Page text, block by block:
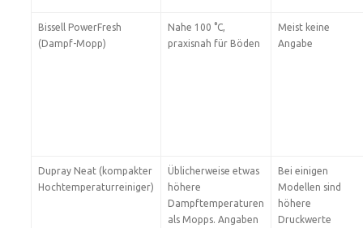
Bissell PowerFresh
(Dampf-Mopp)
Nahe 100 °C,
praxisnah für Böden
Meist keine
Angabe
Dupray Neat (kompakter
Hochtemperaturreiniger)
Üblicherweise etwas
höhere
Dampftemperaturen
als Mopps. Angaben
Bei einigen
Modellen sind
höhere
Druckwerte